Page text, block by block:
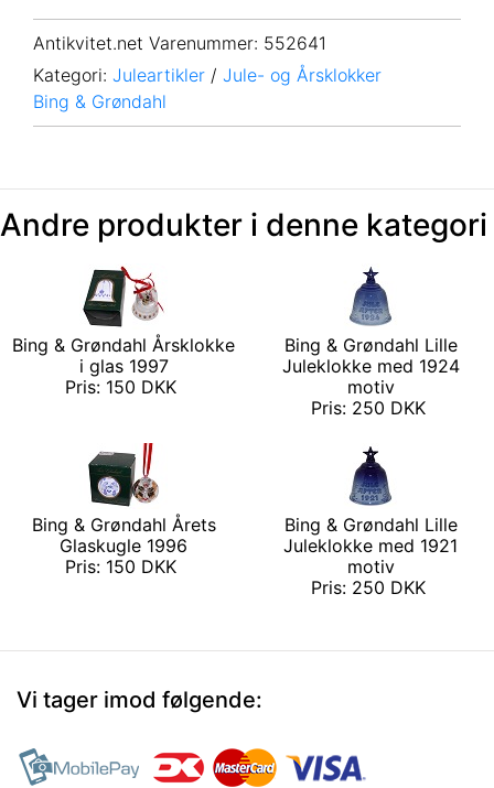
Antikvitet.net Varenummer: 552641
Kategori: Juleartikler / Jule- og Årsklokker
Bing & Grøndahl
Andre produkter i denne kategori
Bing & Grøndahl Årsklokke
i glas 1997
Pris: 150 DKK
Bing & Grøndahl Lille
Juleklokke med 1924
motiv
Pris: 250 DKK
Bing & Grøndahl Årets
Glaskugle 1996
Pris: 150 DKK
Bing & Grøndahl Lille
Juleklokke med 1921
motiv
Pris: 250 DKK
Vi tager imod følgende: